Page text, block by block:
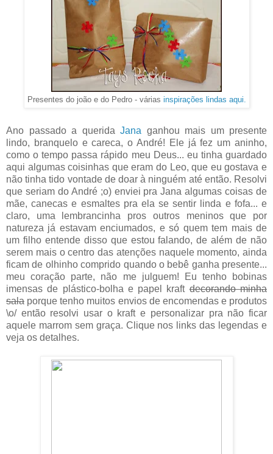
Presentes do joão e do Pedro - várias inspirações lindas aqui.
Ano passado a querida Jana ganhou mais um presente
lindo, branquelo e careca, o André! Ele já fez um aninho,
como o tempo passa rápido meu Deus... eu tinha guardado
aqui algumas coisinhas que eram do Leo, que eu gostava e
não tinha tido vontade de doar à ninguém até então. Resolvi
que seriam do André ;o) enviei pra Jana algumas coisas de
mãe, canecas e esmaltes pra ela se sentir linda e fofa... e
claro, uma lembrancinha pros outros meninos que por
natureza já estavam enciumados, e só quem tem mais de
um filho entende disso que estou falando, de além de não
serem mais o centro das atenções naquele momento, ainda
ficam de olhinho comprido quando o bebê ganha presente...
meu coração parte, não me julguem! Eu tenho bobinas
imensas de plástico-bolha e papel kraftdecorando minha
sala porque tenho muitos envios de encomendas e produtos
\o/ então resolvi usar o kraft e personalizar pra não ficar
aquele marrom sem graça. Clique nos links das legendas e
veja os detalhes.